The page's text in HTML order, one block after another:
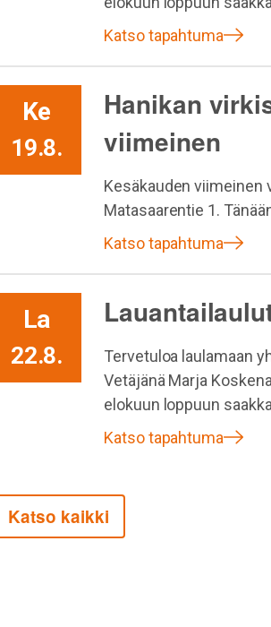
Katso tapahtuma
Ke
19.8.
Hanikan
viimeinen
Kesäkauden
Matasaarentie 1.
Katso tapahtuma
La
22.8.
Tervetuloa laulamaan
Vetäjänä Marja
elokuun loppuun
Katso tapahtuma
Katso kaikki